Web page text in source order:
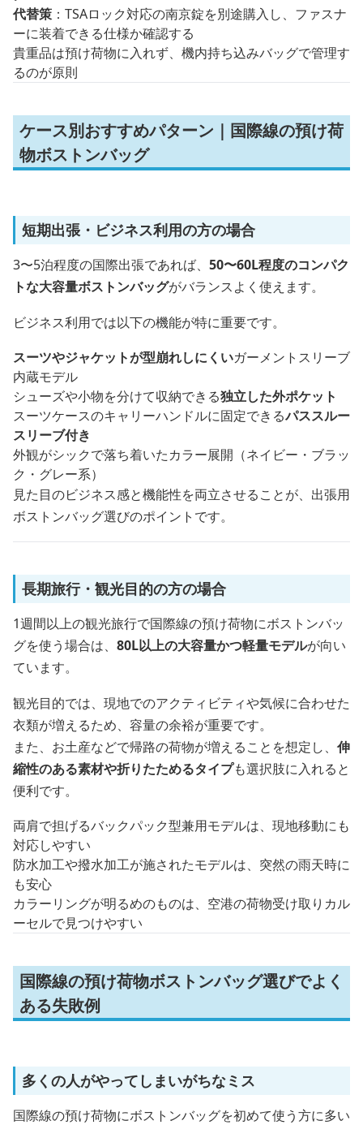
代替策 ：TSAロック対応の南京錠を別途購入し、ファスナ
ーに装着できる仕様か確認する
貴重品は預け荷物に入れず、機内持ち込みバッグで管理す
るのが原則
ケース別おすすめパターン｜国際線の預け荷
物ボストンバッグ
短期出張・ビジネス利用の方の場合
3〜5泊程度の国際出張であれば、 50〜60L程度のコンパク
トな大容量ボストンバッグがバランスよく使えます。
ビジネス利用では以下の機能が特に重要です。
スーツやジャケットが型崩れしにくいガーメントスリーブ
内蔵モデル
シューズや小物を分けて収納できる独立した外ポケット
スーツケースのキャリーハンドルに固定できるパススルー
スリーブ付き
外観がシックで落ち着いたカラー展開（ネイビー・ブラッ
ク・グレー系）
見た目のビジネス感と機能性を両立させることが、出張用
ボストンバッグ選びのポイントです。
長期旅行・観光目的の方の場合
1週間以上の観光旅行で国際線の預け荷物にボストンバッ
グを使う場合は、 80L以上の大容量かつ軽量モデルが向い
ています。
観光目的では、現地でのアクティビティや気候に合わせた
衣類が増えるため、容量の余裕が重要です。
また、お土産などで帰路の荷物が増えることを想定し、 伸
縮性のある素材や折りたためるタイプも選択肢に入れると
便利です。
両肩で担げるバックパック型兼用モデルは、現地移動にも
対応しやすい
防水加工や撥水加工が施されたモデルは、突然の雨天時に
も安心
カラーリングが明るめのものは、空港の荷物受け取りカル
ーセルで見つけやすい
国際線の預け荷物ボストンバッグ選びでよく
ある失敗例
多くの人がやってしまいがちなミス
国際線の預け荷物にボストンバッグを初めて使う方に多い